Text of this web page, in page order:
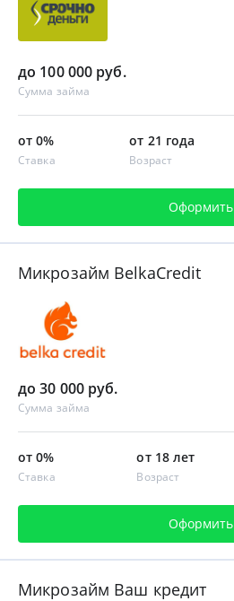
до 100 000 руб.
Сумма займа
от 0%
Ставка
от 21 года
Возраст
Оформить
Микрозайм BelkaCredit
до 30 000 руб.
Сумма займа
от 0%
Ставка
от 18 лет
Возраст
Оформить
Микрозайм Ваш кредит